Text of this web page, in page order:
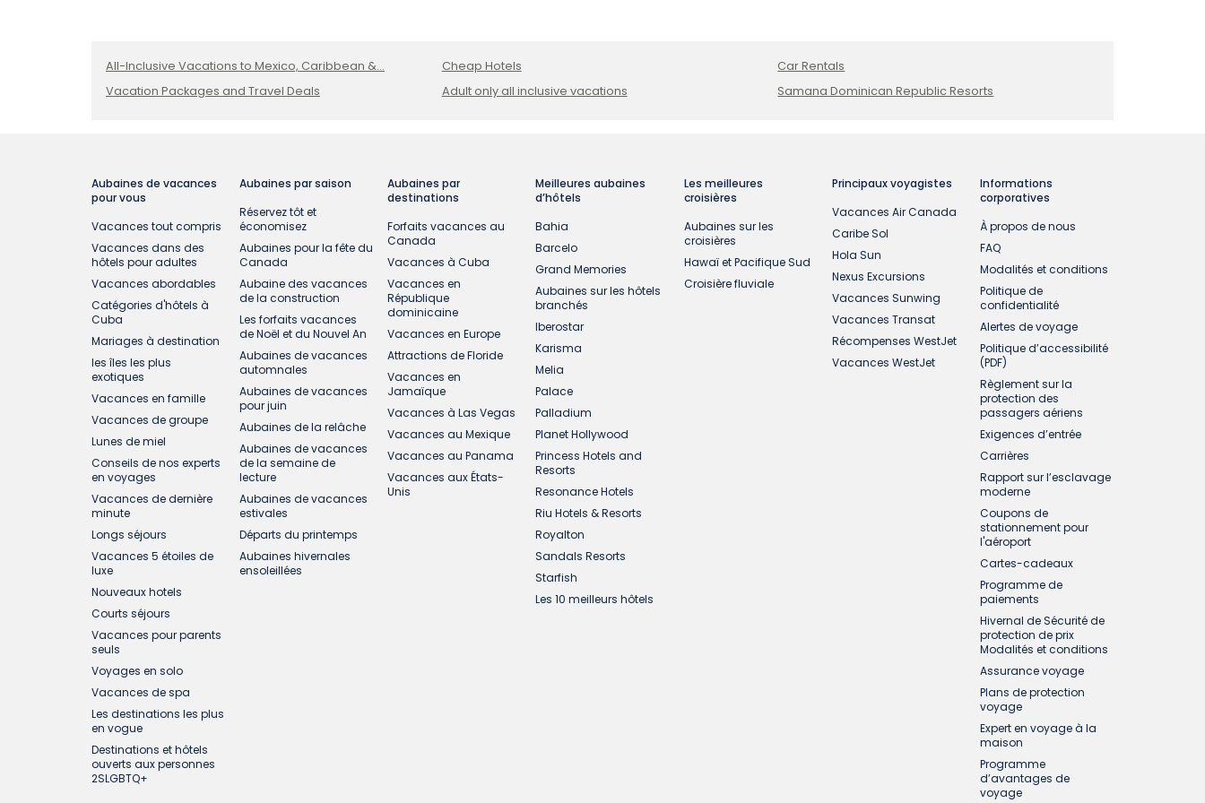
All-Inclusive Vacations to Mexico, Caribbean &...
Vacation Packages and Travel Deals
Cheap Hotels
Adult only all inclusive vacations
Car Rentals
Samana Dominican Republic Resorts
Aubaines de vacances
pour vous
Vacances tout compris
Vacances dans des
hôtels pour adultes
Vacances abordables
Catégories d'hôtels à
Cuba
Mariages à destination
les îles les plus
exotiques
Vacances en famille
Vacances de groupe
Lunes de miel
Conseils de nos experts
en voyages
Vacances de dernière
minute
Longs séjours
Vacances 5 étoiles de
luxe
Nouveaux hotels
Courts séjours
Vacances pour parents
seuls
Voyages en solo
Vacances de spa
Les destinations les plus
en vogue
Destinations et hôtels
ouverts aux personnes
2SLGBTQ+
Aubaines par saison
Réservez tôt et
économisez
Aubaines pour la fête du
Canada
Aubaine des vacances
de la construction
Les forfaits vacances
de Noël et du Nouvel An
Aubaines de vacances
automnales
Aubaines de vacances
pour juin
Aubaines de la relâche
Aubaines de vacances
de la semaine de
lecture
Aubaines de vacances
estivales
Départs du printemps
Aubaines hivernales
ensoleillées
Aubaines par
destinations
Forfaits vacances au
Canada
Vacances à Cuba
Vacances en
République
dominicaine
Vacances en Europe
Attractions de Floride
Vacances en
Jamaïque
Vacances à Las Vegas
Vacances au Mexique
Vacances au Panama
Vacances aux États-
Unis
Meilleures aubaines
d’hôtels
Bahia
Barcelo
Grand Memories
Aubaines sur les hôtels
branchés
Iberostar
Karisma
Melia
Palace
Palladium
Planet Hollywood
Princess Hotels and
Resorts
Resonance Hotels
Riu Hotels & Resorts
Royalton
Sandals Resorts
Starfish
Les 10 meilleurs hôtels
Les meilleures
croisières
Aubaines sur les
croisières
Hawaï et Pacifique Sud
Croisière fluviale
Principaux voyagistes
Vacances Air Canada
Caribe Sol
Hola Sun
Nexus Excursions
Vacances Sunwing
Vacances Transat
Récompenses WestJet
Vacances WestJet
Informations
corporatives
À propos de nous
FAQ
Modalités et conditions
Politique de
confidentialité
Alertes de voyage
Politique d’accessibilité
(PDF)
Règlement sur la
protection des
passagers aériens
Exigences d’entrée
Carrières
Rapport sur l’esclavage
moderne
Coupons de
stationnement pour
l'aéroport
Cartes-cadeaux
Programme de
paiements
Hivernal de Sécurité de
protection de prix
Modalités et conditions
Assurance voyage
Plans de protection
voyage
Expert en voyage à la
maison
Programme
d’avantages de
voyage